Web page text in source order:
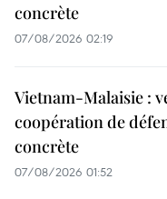
concrète
07/08/2026 02:19
Vietnam-Malaisie :
coopération de
concrète
07/08/2026 01:52